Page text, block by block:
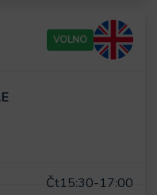
VOLNO
Čt15:30-17:00